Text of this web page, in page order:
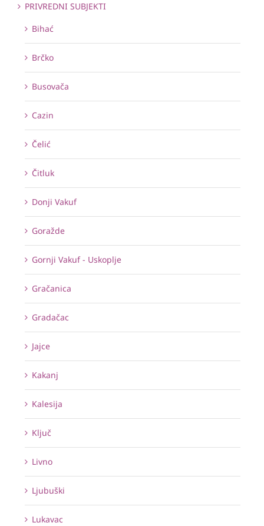
PRIVREDNI SUBJEKTI
Bihać
Brčko
Busovača
Cazin
Čelić
Čitluk
Donji Vakuf
Goražde
Gornji Vakuf - Uskoplje
Gračanica
Gradačac
Jajce
Kakanj
Kalesija
Ključ
Livno
Ljubuški
Lukavac